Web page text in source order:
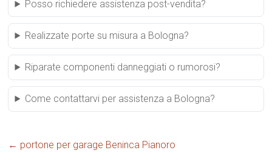
Posso richiedere assistenza post-vendita?
Realizzate porte su misura a Bologna?
Riparate componenti danneggiati o rumorosi?
Come contattarvi per assistenza a Bologna?
← portone per garage Beninca Pianoro